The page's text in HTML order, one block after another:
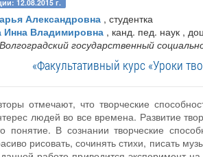
12.08.2015 г.
Александровна , студентка
Владимировна , канд. пед. наук ,
государственный
«Факультативный курс «Уроки
отмечают, что творческие
людей во все времена. Развитие
понятие. В сознании творческие
рисовать, сочинять стихи, писать